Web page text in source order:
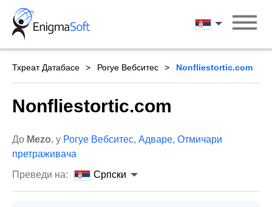
Skip
content
Српски
Тхреат Датабасе Рогуе Вебситес Nonfliestortic.com
Nonfliestortic.com
До Mezo. у Рогуе Вебситес, Адваре, Отмичари
претраживача
Преведи на:
Српски